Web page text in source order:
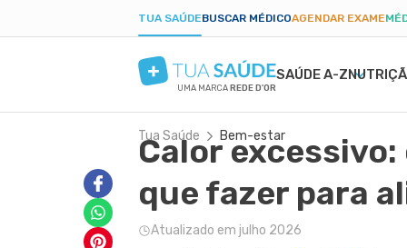
TUA SAÚDEBUSCAR MÉDICOAGENDAR EXAME
SAÚDE A-Z
UMA MARCAREDE D'OR
SINTOMAS
EXAMES
VIDA ÍNTIMA
DIETAS
JEJUM INTERMITENTE
DIETA DUKAN
GRAVIDEZ SAUDÁVEL
EXERCÍCIO NA GRAVIDEZ
DESCONFORTOS DA GRAVIDEZ
SAÚDE MENTAL
ANSIEDADE
DEPRESSÃO
TDAH
BORDERLINE
BELEZA E
CICATRIZ
RUGAS
Tua Saúde Bem-estar
Calor
que fazer para
Atualizado em julho 2026